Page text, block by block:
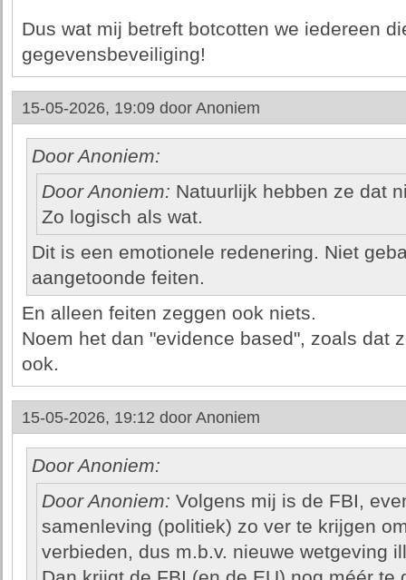
Dus wat mij betreft botcotten we iedereen
gegevensbeveiliging!
15-05-2026, 19:09 door Anoniem
Door Anoniem:
Door Anoniem: Natuurlijk hebben ze dat
Zo logisch als wat.
Dit is een emotionele redenering. Niet
aangetoonde feiten.
En alleen feiten zeggen ook niets.
Noem het dan "evidence based", zoals dat
ook.
15-05-2026, 19:12 door Anoniem
Door Anoniem:
Door Anoniem: Volgens mij is de FBI,
samenleving (politiek) zo ver te krijgen
verbieden, dus m.b.v. nieuwe wetgeving